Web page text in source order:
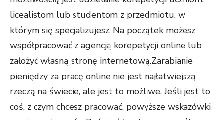
licealistom lub studentom z przedmiotu, w
którym się specjalizujesz. Na początek możesz
współpracować z agencją korepetycji online lub
założyć własną stronę internetową.Zarabianie
pieniędzy za pracę online nie jest najłatwiejszą
rzeczą na świecie, ale jest to możliwe. Jeśli jest to
coś, z czym chcesz pracować, powyższe wskazówki